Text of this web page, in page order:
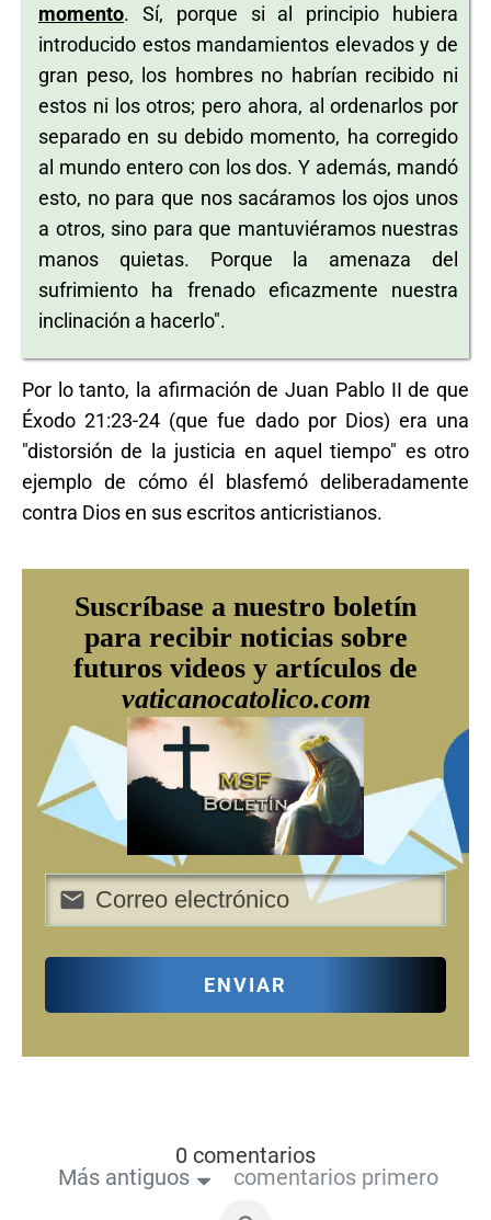
momento. Sí, porque si al principio hubiera
introducido estos mandamientos elevados y de
gran peso, los hombres no habrían recibido ni
estos ni los otros; pero ahora, al ordenarlos por
separado en su debido momento, ha corregido
al mundo entero con los dos. Y además, mandó
esto, no para que nos sacáramos los ojos unos
a otros, sino para que mantuviéramos nuestras
manos quietas. Porque la amenaza del
sufrimiento ha frenado eficazmente nuestra
inclinación a hacerlo".
Por lo tanto, la afirmación de Juan Pablo II de que
Éxodo 21:23-24 (que fue dado por Dios) era una
"distorsión de la justicia en aquel tiempo" es otro
ejemplo de cómo él blasfemó deliberadamente
contra Dios en sus escritos anticristianos.
Suscríbase a nuestro boletín
para recibir noticias sobre
futuros videos y artículos de
vaticanocatolico.com
ENVIAR
0 comentarios
Más antiguos
comentarios primero